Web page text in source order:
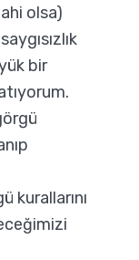
olsa)
bir
kurallarını